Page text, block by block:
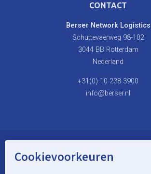
CONTACT
Berser Network Logistics
Schuttevaerweg 98-102
3044 BB Rotterdam
Nederland
+31(0) 10 238 3900
info@berser.nl
© Berser Network Logistics
Cookievoorkeuren